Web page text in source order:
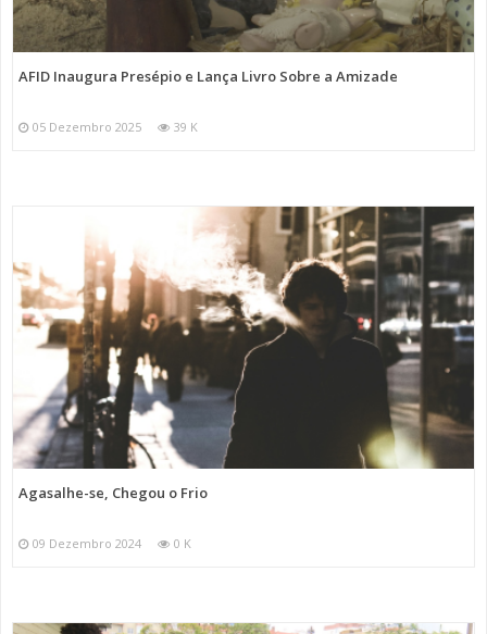
AFID Inaugura Presépio e Lança Livro Sobre a Amizade
05 Dezembro 2025 39 K
Agasalhe-se, Chegou o Frio
09 Dezembro 2024 0 K